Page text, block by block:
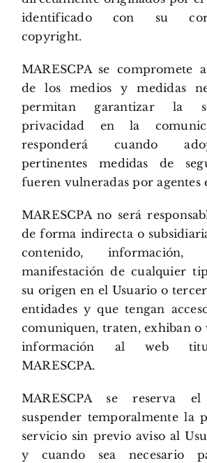
identificado con su
copyright.
MARESCPA se compromete
de los medios y medidas
permitan garantizar la
privacidad en la
responderá cuando
pertinentes medidas de
fueren vulneradas por agentes
MARESCPA no será
de forma indirecta o
contenido,
manifestación de cualquier
su origen en el Usuario o
entidades y que tengan
comuniquen, traten, exhiban o
información al web
MARESCPA.
MARESCPA se reserva
suspender temporalmente la
servicio sin previo aviso al
y cuando sea necesario